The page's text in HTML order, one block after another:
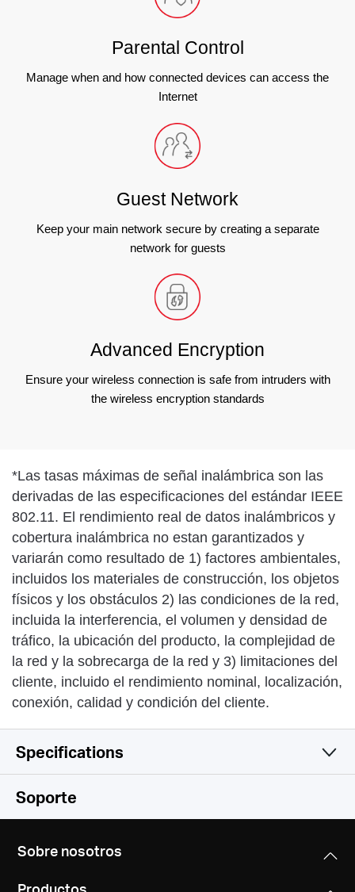
Parental Control
Manage when and how connected devices can access the
Internet
Guest Network
Keep your main network secure by creating a separate
network for guests
Advanced Encryption
Ensure your wireless connection is safe from intruders with
the wireless encryption standards
*Las tasas máximas de señal inalámbrica son las
derivadas de las especificaciones del estándar IEEE
802.11. El rendimiento real de datos inalámbricos y
cobertura inalámbrica no estan garantizados y
variarán como resultado de 1) factores ambientales,
incluidos los materiales de construcción, los objetos
físicos y los obstáculos 2) las condiciones de la red,
incluida la interferencia, el volumen y densidad de
tráfico, la ubicación del producto, la complejidad de
la red y la sobrecarga de la red y 3) limitaciones del
cliente, incluido el rendimiento nominal, localización,
conexión, calidad y condición del cliente.
Specifications
Wireless
IEEE 802.11n, IEEE 802.11g, IEEE 802.11b
Soporte
Sobre nosotros